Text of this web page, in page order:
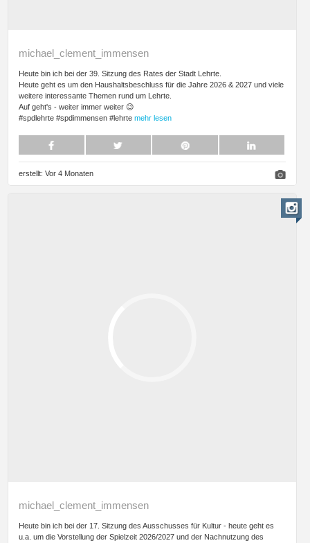
michael_clement_immensen
Heute bin ich bei der 39. Sitzung des Rates der Stadt Lehrte.
Heute geht es um den Haushaltsbeschluss für die Jahre 2026 & 2027 und viele
weitere interessante Themen rund um Lehrte.
Auf geht's - weiter immer weiter 😉
#spdlehrte #spdimmensen #lehrte mehr lesen
erstellt: Vor 4 Monaten
michael_clement_immensen
Heute bin ich bei der 17. Sitzung des Ausschusses für Kultur - heute geht es
u.a. um die Vorstellung der Spielzeit 2026/2027 und der Nachnutzung des